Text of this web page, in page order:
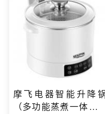
摩飞电器智能升降
（多功能蒸煮一体锅）